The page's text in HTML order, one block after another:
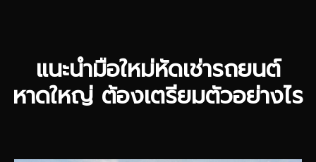
แนะนำมือใหม่หัดเช่ารถยนต์
หาดใหญ่ ต้องเตรียมตัวอย่างไร